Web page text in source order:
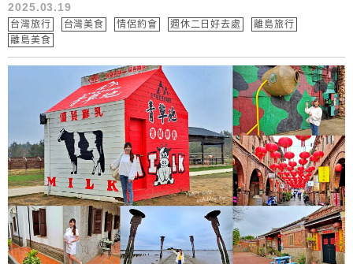
2025.03.19
台灣旅行 台灣美食 情侶約會 週休二日好去處
離島旅行
離島美食